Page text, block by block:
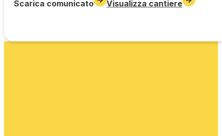
Scarica comunicato
Visualizza cantiere